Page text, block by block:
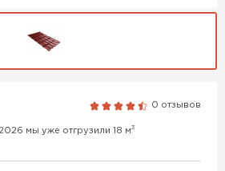
0 отзывов
мы уже отгрузили 18 м3